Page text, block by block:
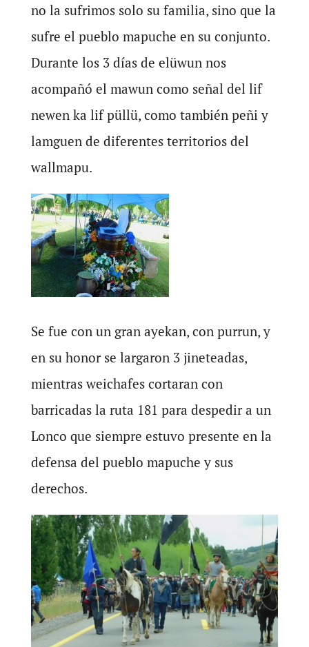
no la sufrimos solo su familia, sino que la
sufre el pueblo mapuche en su conjunto.
Durante los 3 días de elüwun nos
acompañó el mawun como señal del lif
newen ka lif püllü, como también peñi y
lamguen de diferentes territorios del
wallmapu.
Se fue con un gran ayekan, con purrun, y
en su honor se largaron 3 jineteadas,
mientras weichafes cortaran con
barricadas la ruta 181 para despedir a un
Lonco que siempre estuvo presente en la
defensa del pueblo mapuche y sus
derechos.